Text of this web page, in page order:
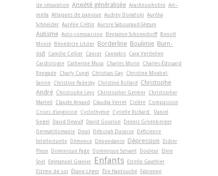
de séparation Anxiété généralisée Arachnophobie Art-­
mella Attaques de panique Audrey Donatoni Aurélia
Schneider Aurélie Crétin Aurore Sabouraud-Séguin
Autisme Auto-compassion Benjamin Schoendorff Benoît
Monié Bénédicte Litzler Borderline Boulimie Burn-
out Camille Cellier Cancer Cannabis Cara Verdellen
Cardiologie Catherine Musa Charles Morin
Charles-Édouard
Rengade Charly Cungi Christian Gay Christine Mirabel-
Sarron
Christine Padesky Christine Rollard
Christophe
André Christophe Leys Christopher Germer Christopher
Martell
Claude Arnaud Claudia Verret Colère Compassion
Crises d'angoisse Cyclothymie Cyrielle Richard
Daniel
Siegel
David Dewulf David Gourion
Dennis Greenberger
Dermatillomanie Deuil Déborah Ducasse Déficience
Intellectuelle Démence Dépendance Dépression
Didier
Pleux Dominique Page Dominique Servant Douleur Eline
Snel
Emmanuel Granier Enfants Estelle Gauthier
Estime de soi
Éliane Léger Élie Hantouche Fabienne